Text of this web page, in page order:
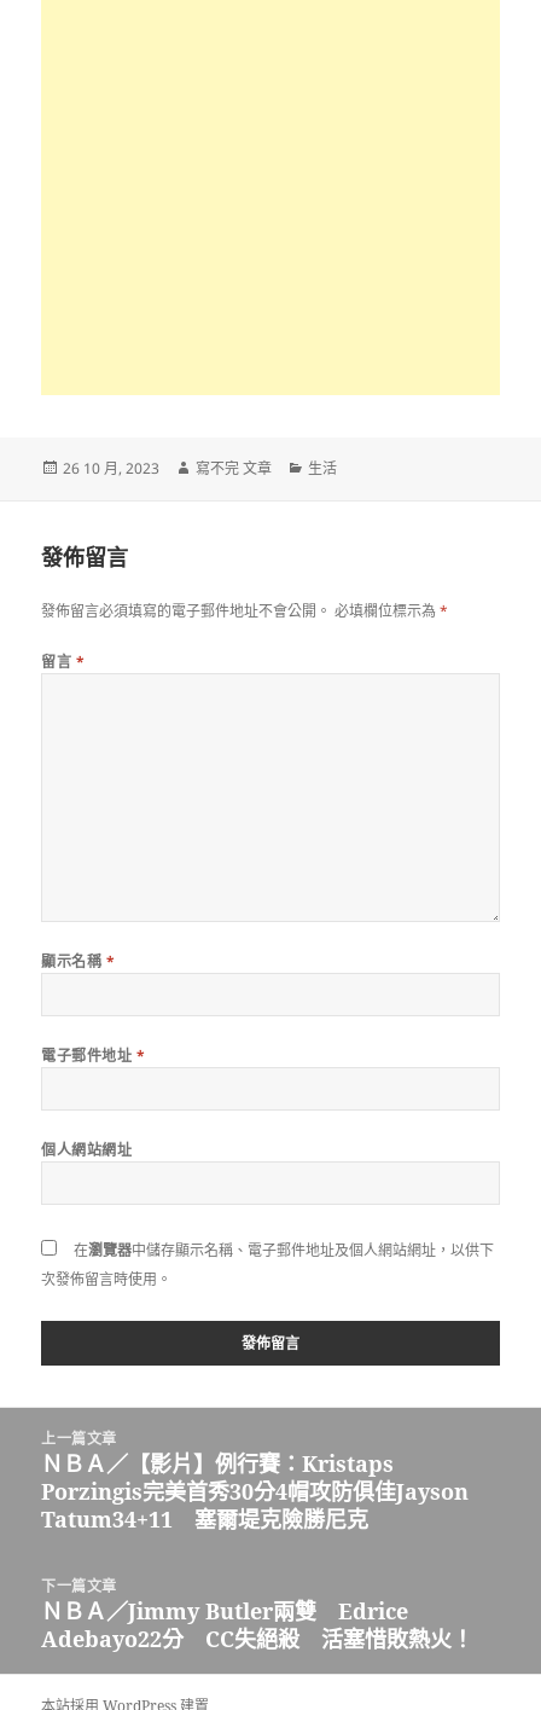
發
26 10 月, 2023
作
寫不完 文章
分
生活
發佈留言
發佈留言必須填寫的電子郵件地址不會公開。 必填欄位標示為*
留言 *
顯示名稱 *
電子郵件地址 *
個人網站網址
在瀏覽器中儲存顯示名稱、電子郵件地址及個人網站網址，以供下
次發佈留言時使用。
上一篇文章
上
一
篇
章:
ＮＢＡ／【影片】例行賽：Kristaps
Porzingis完美首秀30分4帽攻防俱佳Jayson
Tatum34+11 塞爾堤克險勝尼克
下一篇文章
下
一
篇
文
ＮＢＡ／Jimmy Butler兩雙 Edrice
Adebayo22分 CC失絕殺 活塞惜敗熱火！